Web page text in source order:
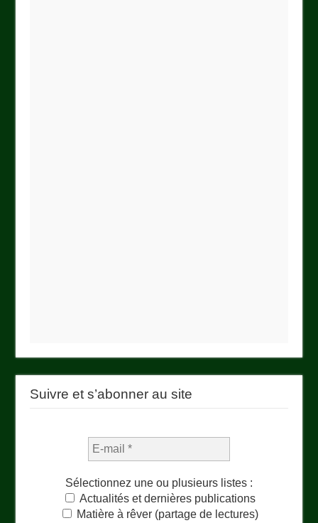
Suivre et s’abonner au site
Sélectionnez une ou plusieurs listes :
Actualités et dernières publications
Matière à rêver (partage de lectures)